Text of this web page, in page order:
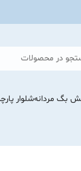
در محصولات
بگ مردانهشلوار